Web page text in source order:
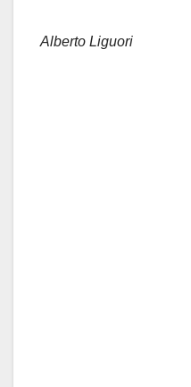
Alberto Liguori